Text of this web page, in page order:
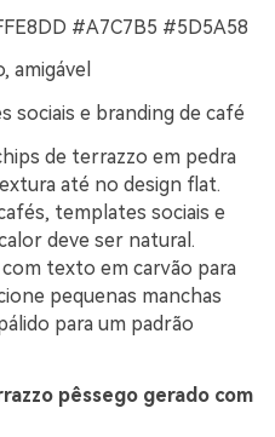
#A7C7B5 #5D5A58
amigável
sociais e branding de café
de terrazzo em pedra
até no design flat.
templates sociais e
deve ser natural.
texto em carvão para
pequenas manchas
para um padrão
pêssego gerado com